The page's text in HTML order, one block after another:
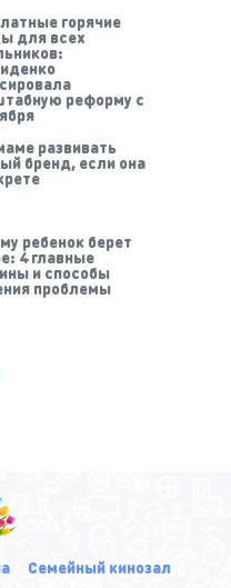
горячие
для всех
реформу с
развивать
бренд, если она
ребенок берет
4 главные
и способы
проблемы
Семейный кинозал